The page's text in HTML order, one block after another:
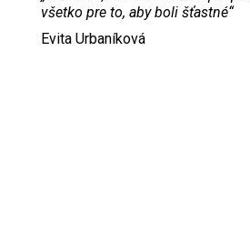
všetko pre to, aby boli šťastné“
Evita Urbaníková